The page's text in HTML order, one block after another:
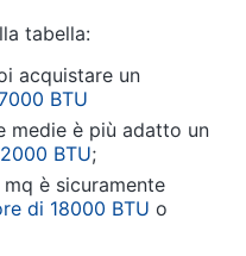
tabella:
acquistare un
BTU
medie è più adatto un
BTU;
è sicuramente
di 18000 BTU o